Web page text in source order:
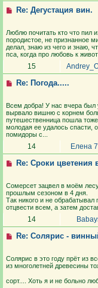
Re: Дегустация вин.
Люблю почитать кто что пил
породистое, не признанное
делал, знаю из чего и знаю,
пса, когда про любовь к
15
Re: Погода.....
Всем добра! У нас вчера был
вырвало вишню с корнем
путешественница пошла
молодая ее удалось спасти,
помидоры с...
14 Елена
Re: Сроки цветения
Сомерсет зацвел в моём
прошлым сезоном в 4 дня.
Так никого и не обрабатывал
отцвести всем, а затем
14
Re: Солярис -
Солярис в это году прёт из
из многолетней древесины
сорт.... Хоть я и не больно